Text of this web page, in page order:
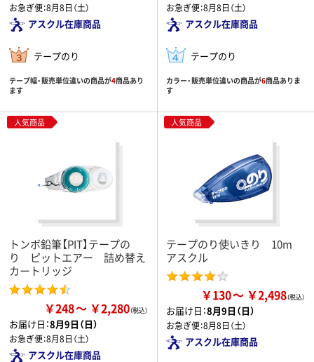
お急ぎ便：8月8日（土）
アスクル在庫商品
テープのり
テープ幅・販売単位違いの商品が4商品あり
ます
お急ぎ便：8月8日（土）
アスクル在庫商品
テープのり
カラー・販売単位違いの商品が6商品ありま
す
人気商品
トンボ鉛筆【PIT】テープの
り ピットエアー 詰め替え
カートリッジ
￥248 ￥2,280
お届け日：8月9日（日）
お急ぎ便：8月8日（土）
アスクル在庫商品
人気商品
テープのり使いきり 10m
アスクル
￥130 ￥2,498
お届け日：8月9日（日）
お急ぎ便：8月8日（土）
アスクル在庫商品